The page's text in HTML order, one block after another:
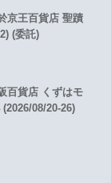
京王百貨店 聖蹟
(委託)
百貨店 くずはモ
08/20-26)